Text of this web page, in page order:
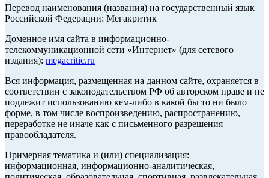
Перевод наименования (названия) на государственный язык
Российской Федерации: Мегакритик
Доменное имя сайта в информационно-
телекоммуникационной сети «Интернет» (для сетевого
издания): megacritic.ru
Вся информация, размещенная на данном сайте, охраняется в
соответствии с законодательством РФ об авторском праве и не
подлежит использованию кем-либо в какой бы то ни было
форме, в том числе воспроизведению, распространению,
переработке не иначе как с письменного разрешения
правообладателя.
Примерная тематика и (или) специализация:
информационная, информационно-аналитическая,